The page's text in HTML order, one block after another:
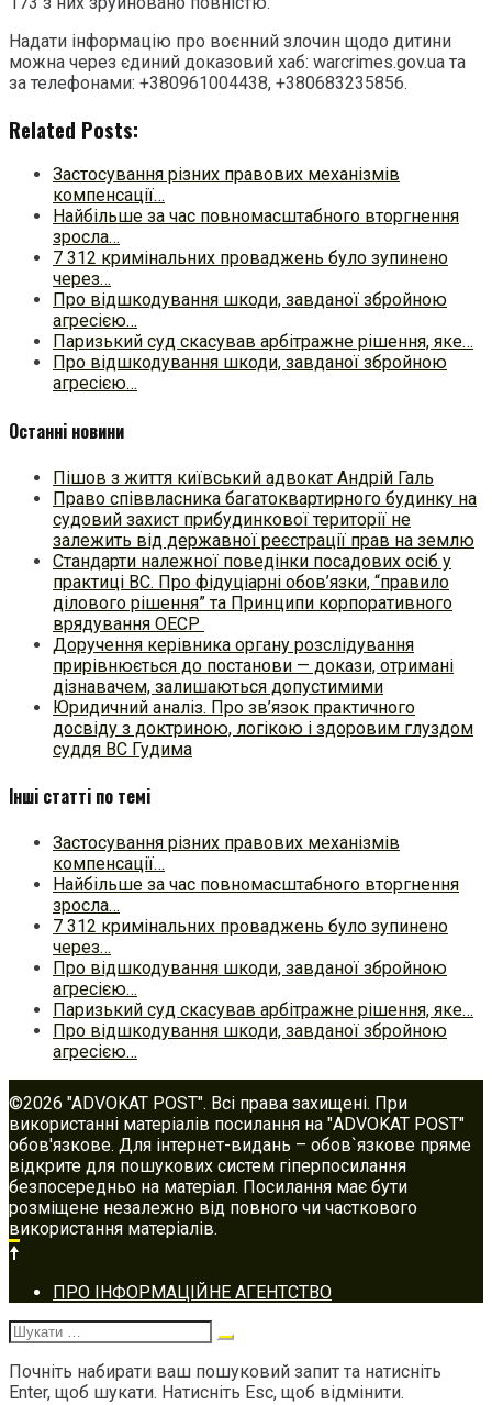
Надати інформацію про воєнний злочин щодо дитини
можна через єдиний доказовий хаб: warcrimes.gov.ua та
за телефонами: +380961004438, +380683235856.
Related Posts:
Застосування різних правових механізмів
компенсації…
Найбільше за час повномасштабного вторгнення
зросла…
7 312 кримінальних проваджень було зупинено
через…
Про відшкодування шкоди, завданої збройною
агресією…
Паризький суд скасував арбітражне рішення, яке…
Про відшкодування шкоди, завданої збройною
агресією…
Останні новини
Пішов з життя київський адвокат Андрій Галь
Право співвласника багатоквартирного будинку на
судовий захист прибудинкової території не
залежить від державної реєстрації прав на землю
Стандарти належної поведінки посадових осіб у
практиці ВC. Про фідуціарні обов’язки, “правило
ділового рішення” та Принципи корпоративного
врядування ОЕСР
Доручення керівника органу розслідування
прирівнюється до постанови — докази, отримані
дізнавачем, залишаються допустимими
Юридичний аналіз. Про зв’язок практичного
досвіду з доктриною, логікою і здоровим глуздом
суддя ВС Гудима
Інші статті по темі
Застосування різних правових механізмів
компенсації…
Найбільше за час повномасштабного вторгнення
зросла…
7 312 кримінальних проваджень було зупинено
через…
Про відшкодування шкоди, завданої збройною
агресією…
Паризький суд скасував арбітражне рішення, яке…
Про відшкодування шкоди, завданої збройною
агресією…
©2026 "ADVOKAT POST". Всі права захищені. При
використанні матеріалів посилання на "ADVOKAT POST"
обов'язкове. Для інтернет-видань – обов`язкове пряме
відкрите для пошукових систем гіперпосилання
безпосередньо на матеріал. Посилання має бути
розміщене незалежно від повного чи часткового
використання матеріалів.
Footer
navigation
ПРО ІНФОРМАЦІЙНЕ АГЕНТСТВО
Шукати:
Почніть набирати ваш пошуковий запит та натисніть
Enter, щоб шукати. Натисніть Esc, щоб відмінити.